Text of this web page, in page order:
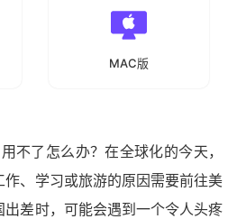
MAC版
用不了怎么办？在全球化的今天，
、学习或旅游的原因需要前往美
出差时，可能会遇到一个令人头疼